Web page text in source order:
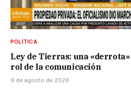
POLÍTICA
Ley de Tierras: una
rol de la comunicación
9 de agosto de 2026